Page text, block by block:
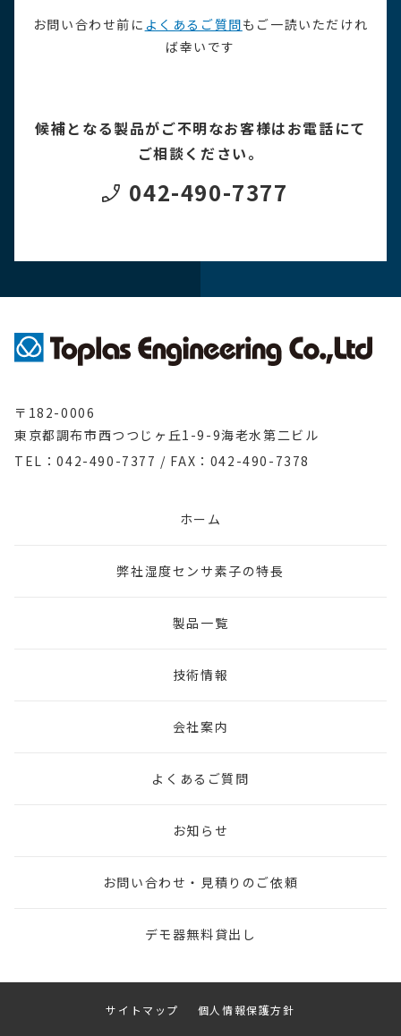
お問い合わせ前に よくあるご質問もご一読いただけれ
ば幸いです
候補となる製品がご不明なお客様はお電話にて
ご相談ください。
042-490-7377
〒182-0006
東京都調布市西つつじヶ丘1-9-9海老水第二ビル
TEL：042-490-7377 / FAX：042-490-7378
ホーム
弊社湿度センサ素子の特長
製品一覧
技術情報
会社案内
よくあるご質問
お知らせ
お問い合わせ・見積りのご依頼
デモ器無料貸出し
サイトマップ 個人情報保護方針